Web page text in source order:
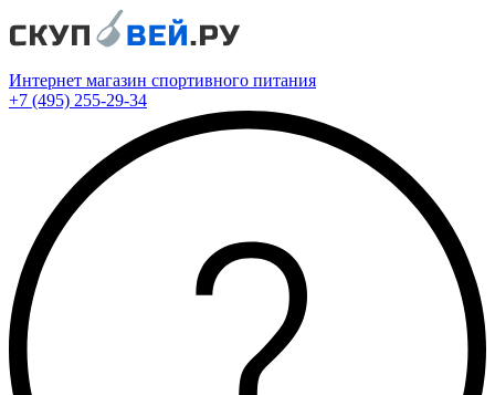
Интернет магазин спортивного питания
+7 (495) 255-29-34